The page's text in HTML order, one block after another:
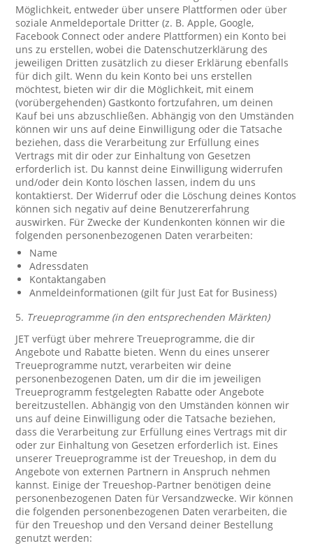
Möglichkeit, entweder über unsere Plattformen oder über
soziale Anmeldeportale Dritter (z. B. Apple, Google,
Facebook Connect oder andere Plattformen) ein Konto bei
uns zu erstellen, wobei die Datenschutzerklärung des
jeweiligen Dritten zusätzlich zu dieser Erklärung ebenfalls
für dich gilt. Wenn du kein Konto bei uns erstellen
möchtest, bieten wir dir die Möglichkeit, mit einem
(vorübergehenden) Gastkonto fortzufahren, um deinen
Kauf bei uns abzuschließen. Abhängig von den Umständen
können wir uns auf deine Einwilligung oder die Tatsache
beziehen, dass die Verarbeitung zur Erfüllung eines
Vertrags mit dir oder zur Einhaltung von Gesetzen
erforderlich ist. Du kannst deine Einwilligung widerrufen
und/oder dein Konto löschen lassen, indem du uns
kontaktierst. Der Widerruf oder die Löschung deines Kontos
können sich negativ auf deine Benutzererfahrung
auswirken. Für Zwecke der Kundenkonten können wir die
folgenden personenbezogenen Daten verarbeiten:
Name
Adressdaten
Kontaktangaben
Anmeldeinformationen (gilt für Just Eat for Business)
5. Treueprogramme (in den entsprechenden Märkten)
JET verfügt über mehrere Treueprogramme, die dir
Angebote und Rabatte bieten. Wenn du eines unserer
Treueprogramme nutzt, verarbeiten wir deine
personenbezogenen Daten, um dir die im jeweiligen
Treueprogramm festgelegten Rabatte oder Angebote
bereitzustellen. Abhängig von den Umständen können wir
uns auf deine Einwilligung oder die Tatsache beziehen,
dass die Verarbeitung zur Erfüllung eines Vertrags mit dir
oder zur Einhaltung von Gesetzen erforderlich ist. Eines
unserer Treueprogramme ist der Treueshop, in dem du
Angebote von externen Partnern in Anspruch nehmen
kannst. Einige der Treueshop-Partner benötigen deine
personenbezogenen Daten für Versandzwecke. Wir können
die folgenden personenbezogenen Daten verarbeiten, die
für den Treueshop und den Versand deiner Bestellung
genutzt werden: